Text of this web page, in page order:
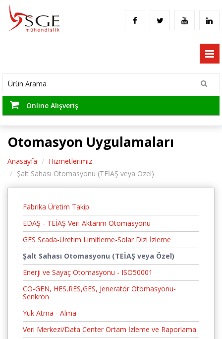
Online Alışveriş
Otomasyon Uygulamaları
Anasayfa
Hizmetlerimiz
Şalt Sahası Otomasyonu (TEİAŞ veya Özel)
Fabrika Üretim Takip
EDAŞ - TEİAŞ Veri Aktarım Otomasyonu
GES Scada-Üretim Limitleme-Solar Dizi İzleme
Şalt Sahası Otomasyonu (TEİAŞ veya Özel)
Enerji ve Sayaç Otomasyonu - ISO50001
CO-GEN, HES,RES,GES, Jeneratör Otomasyonu-
Senkron
Yük Atma - Alma
Veri Merkezi/Data Center Ortam İzleme ve Raporlama